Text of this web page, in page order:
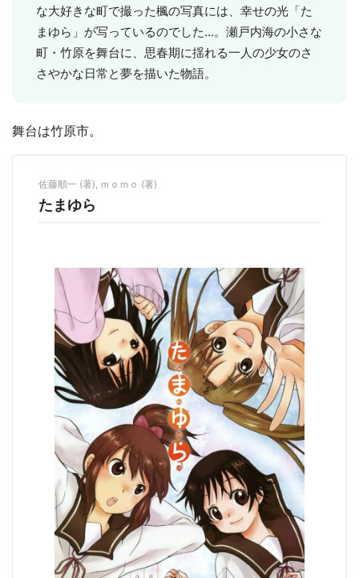
な大好きな町で撮った楓の写真には、幸せの光「た
まゆら」が写っているのでした...。瀬戸内海の小さな
町・竹原を舞台に、思春期に揺れる一人の少女のさ
さやかな日常と夢を描いた物語。
舞台は竹原市。
佐藤順一 (著), ｍｏｍｏ (著)
たまゆら